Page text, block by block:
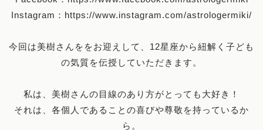
Instagram： https://www.instagram.com/astrologermiki/
今回は美樹さんををお迎えして、12星座から紐解く子ども
の気質を伝授していただきます。
私は、美樹さんの目線のあり方がとっても大好き！
それは、各個人であることの喜びや尊敬を持っているか
ら。